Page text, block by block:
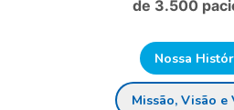
de 3.500
Nossa
Missão, Visão e